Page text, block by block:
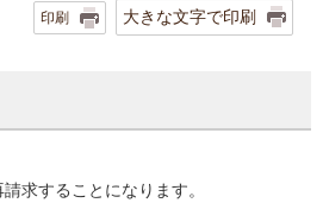
印刷 大きな文字で印刷
求することになります。